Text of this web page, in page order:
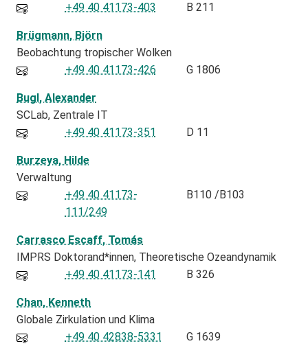
+49 40 41173-403
B 211
Brügmann, Björn
Beobachtung tropischer Wolken
+49 40 41173-426
G 1806
Bugl, Alexander
SCLab Zentrale IT
+49 40 41173-351
D 11
Burzeya, Hilde
Verwaltung
+49 40 41173-
111/249
B110 /B103
Carrasco Escaff, Tomás
IMPRS Doktorand*innen Theoretische Ozeandynamik
+49 40 41173-141
B 326
Chan, Kenneth
Globale Zirkulation und Klima
+49 40 42838-5331
G 1639